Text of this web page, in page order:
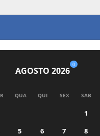
AGOSTO 2026
0
QUA QUI SEX SAB
1
5 6 7 8